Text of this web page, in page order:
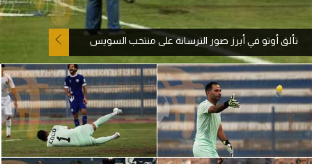
بطولات
أمريكا 2026
الدوري المصري
الدوري الإنجليزي الممتاز
تألق أوتو في أبرز صور الترسانة على منتخب السويس